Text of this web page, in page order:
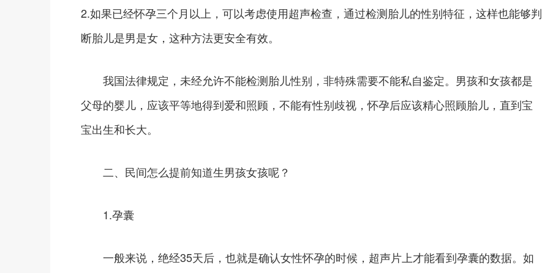
2.如果已经怀孕三个月以上，可以考虑使用超声检查，通过检测胎儿的性别特征，这样也能够判
断胎儿是男是女，这种方法更安全有效。
我国法律规定，未经允许不能检测胎儿性别，非特殊需要不能私自鉴定。男孩和女孩都是
父母的婴儿，应该平等地得到爱和照顾，不能有性别歧视，怀孕后应该精心照顾胎儿，直到宝
宝出生和长大。
二、民间怎么提前知道生男孩女孩呢？
1.孕囊
一般来说，绝经35天后，也就是确认女性怀孕的时候，超声片上才能看到孕囊的数据。如